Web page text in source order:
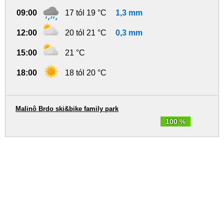
09:00 17 tól 19 °C 1,3 mm
12:00 20 tól 21 °C 0,3 mm
15:00 21 °C
18:00 18 tól 20 °C
100 %
Malinô Brdo ski&bike family park